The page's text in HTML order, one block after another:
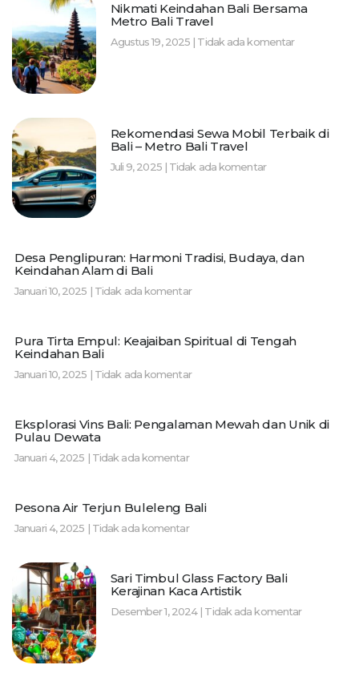
Nikmati Keindahan Bali Bersama
Metro Bali Travel
Agustus 19, 2025 Tidak ada komentar
Rekomendasi Sewa Mobil Terbaik di
Bali – Metro Bali Travel
Juli 9, 2025 Tidak ada komentar
Desa Penglipuran: Harmoni Tradisi, Budaya, dan
Keindahan Alam di Bali
Januari 10, 2025 Tidak ada komentar
Pura Tirta Empul: Keajaiban Spiritual di Tengah
Keindahan Bali
Januari 10, 2025 Tidak ada komentar
Eksplorasi Vins Bali: Pengalaman Mewah dan Unik di
Pulau Dewata
Januari 4, 2025 Tidak ada komentar
Pesona Air Terjun Buleleng Bali
Januari 4, 2025 Tidak ada komentar
Sari Timbul Glass Factory Bali
Kerajinan Kaca Artistik
Desember 1, 2024 Tidak ada komentar